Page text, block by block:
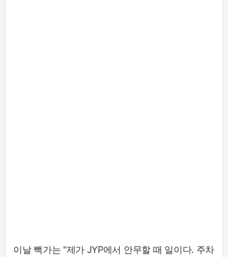
이날 빽가는 "제가 JYP에서 안무할 때 일이다. 주차